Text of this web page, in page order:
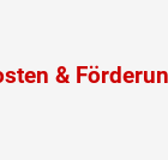
&